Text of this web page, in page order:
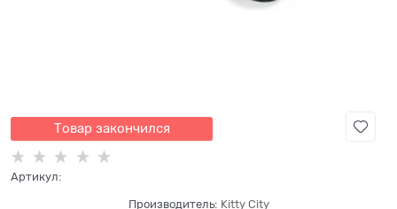
Товар закончился
Артикул:
Производитель: Kitty City